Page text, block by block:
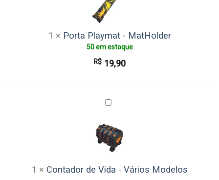
MatHolder
1 × Porta Playmat - MatHolder
50 em estoque
R$19,90
Contador
Vida
-
Vários
Modelos
1 × Contador de Vida - Vários Modelos